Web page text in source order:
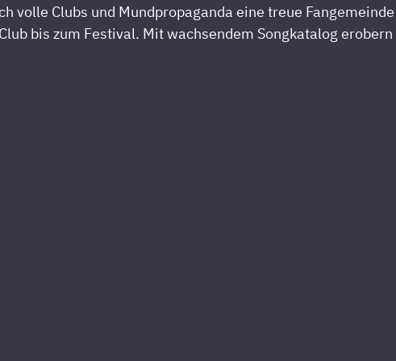
volle Clubs und Mundpropaganda eine treue Fangemeinde
Club bis zum Festival. Mitwachsendem Songkatalog erobern